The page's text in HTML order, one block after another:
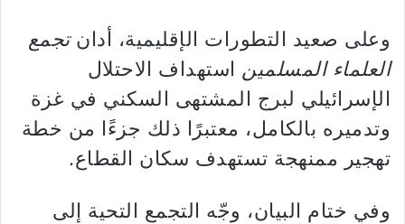
وعلى صعيد التطورات الإقليمية، أدانتجمع
العلماء المسلمين استهداف الاحتلال
الإسرائيلي لبرج المشتهى السكني في غزة
وتدميره بالكامل، معتبرًا ذلك جزءًا من خطة
تهجير ممنهجة تستهدف سكان القطاع.
وفي ختام البيان، وجّه التجمع التحية إلى